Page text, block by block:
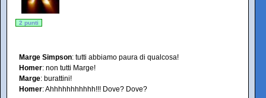
2 punti
Marge Simpson: tutti abbiamo paura di qualcosa!
Homer: non tutti Marge!
Marge: burattini!
Homer: Ahhhhhhhhhhh!!! Dove? Dove?